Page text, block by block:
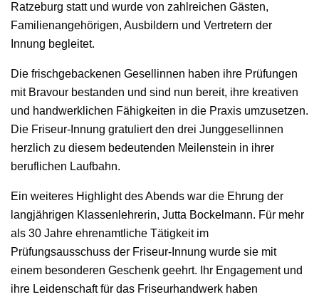
Ratzeburg statt und wurde von zahlreichen Gästen,
Familienangehörigen, Ausbildern und Vertretern der
Innung begleitet.
Die frischgebackenen Gesellinnen haben ihre Prüfungen
mit Bravour bestanden und sind nun bereit, ihre kreativen
und handwerklichen Fähigkeiten in die Praxis umzusetzen.
Die Friseur-Innung gratuliert den drei Junggesellinnen
herzlich zu diesem bedeutenden Meilenstein in ihrer
beruflichen Laufbahn.
Ein weiteres Highlight des Abends war die Ehrung der
langjährigen Klassenlehrerin, Jutta Bockelmann. Für mehr
als 30 Jahre ehrenamtliche Tätigkeit im
Prüfungsausschuss der Friseur-Innung wurde sie mit
einem besonderen Geschenk geehrt. Ihr Engagement und
ihre Leidenschaft für das Friseurhandwerk haben